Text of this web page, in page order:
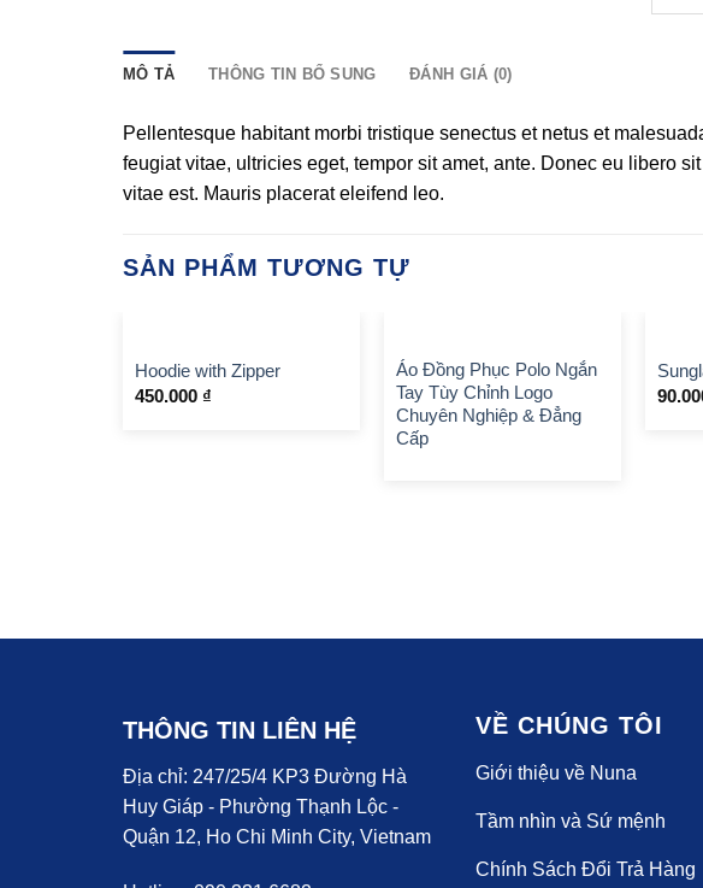
MÔ TẢ THÔNG TIN BỔ SUNG ĐÁNH GIÁ (0)
Pellentesque habitant morbi tristique senectus et netus et
feugiat vitae, ultricies eget, tempor sit amet, ante. Donec eu libero
vitae est. Mauris placerat eleifend leo.
SẢN PHẨM TƯƠNG TỰ
Hoodie with Zipper
450.000 ₫
Áo Đồng Phục Polo Ngắn
Tay Tùy Chỉnh Logo
Chuyên Nghiệp & Đẳng
Cấp
THÔNG TIN LIÊN HỆ
Địa chỉ: 247/25/4 KP3 Đường Hà
Huy Giáp - Phường Thạnh Lộc -
Quận 12, Ho Chi Minh City, Vietnam
VỀ CHÚNG TÔI
Giới thiệu về Nuna
Tầm nhìn và Sứ mệnh
Chính Sách Đổi Trả Hàng